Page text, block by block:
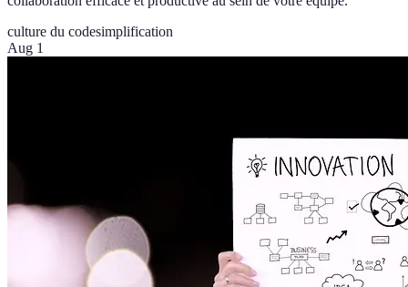
culture du codesimplification
Aug 1